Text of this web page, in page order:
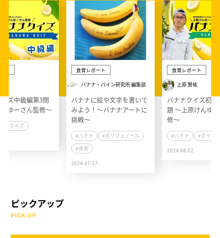
ト
ズ中級編第3問
ゆーさん監修〜
#クイズ
食育レポート
バナナ・パイン研究所 編集部
バナナに絵や文字を書いて
みよう！〜バナナアートに
挑戦〜
#バナナ
#ポリフェノール
#食育
2024.07.17
食育レポート
上原 賢祐
バナナクイズ初
題 〜上原けんゆ
修〜
#バナナ
#クイズ
2024.08.02
ピックアップ
PICK UP